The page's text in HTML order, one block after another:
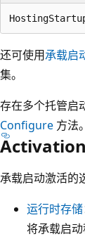
还可使用承载启
集。
存在多个托管启
Configure 方法。
Activation
承载启动激活的
运行时存储
将承载启